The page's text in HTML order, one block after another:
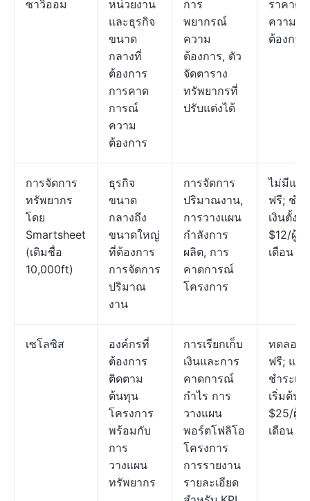
ซาวิออม
หน่วยงาน
และธุรกิจ
ขนาด
กลางที่
ต้องการ
การคาด
การณ์
ความ
ต้องการ
การ
พยากรณ์
ความ
ต้องการ, ตัว
จัดตาราง
ทรัพยากรที่
ปรับแต่งได้
ราคาต
ความ
ต้องการ
การจัดการ
ทรัพยากร
โดย
Smartsheet
(เดิมชื่อ
10,000ft)
ธุรกิจ
ขนาด
กลางถึง
ขนาดใหญ่
ที่ต้องการ
การจัดการ
ปริมาณ
งาน
การจัดการ
ปริมาณงาน,
การวางแผน
กำลังการ
ผลิต, การ
คาดการณ์
โครงการ
ไม่มีแผน
ฟรี; ชำ
เงินตั้งแ
$12/ผู้ใ
เดือน
เซโลซิส
องค์กรที่
ต้องการ
ติดตาม
ต้นทุน
โครงการ
พร้อมกับ
การ
วางแผน
ทรัพยากร
การเรียกเก็บ
เงินและการ
คาดการณ์
กำไร การ
วางแผน
พอร์ตโฟลิโอ
โครงการ
การรายงาน
รายละเอียด
ทดลอง
ฟรี; แผน
ชำระเงิ
เริ่มต้นที่
$25/ผู้ใ
เดือน